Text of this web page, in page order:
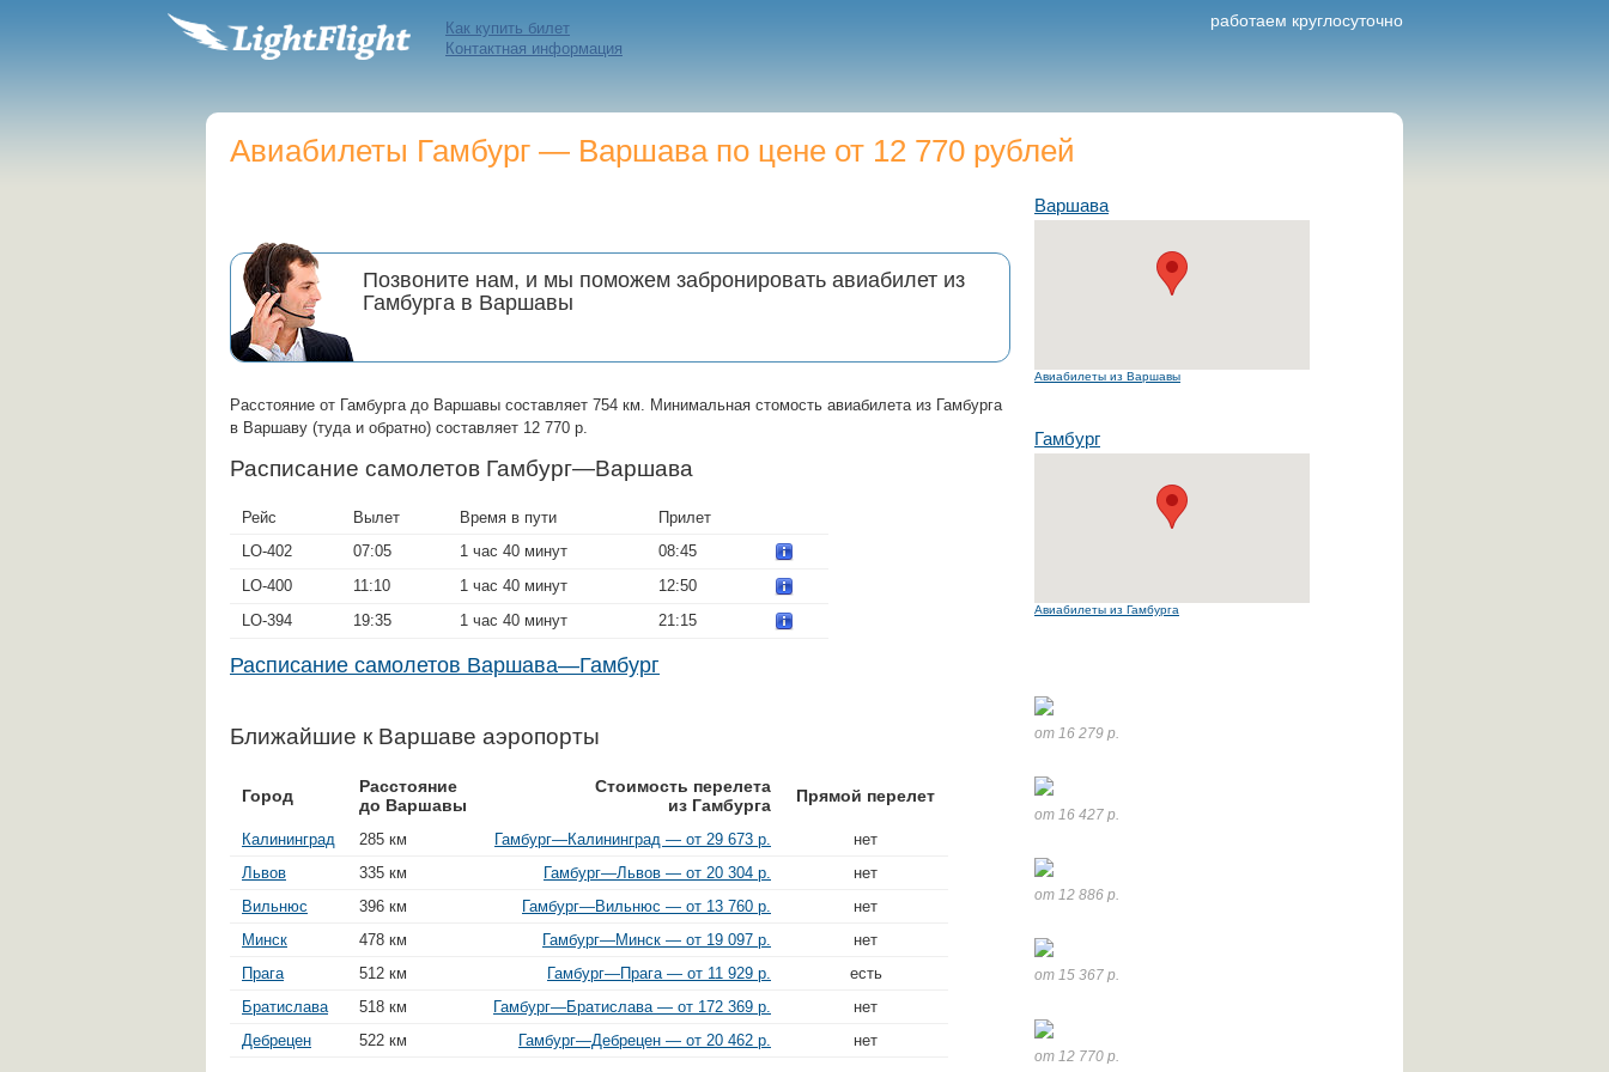
работаем круглосуточно
Как купить билет
Контактная информация
Авиабилеты Гамбург — Варшава по цене от 12 770 рублей
Позвоните нам, и мы поможем забронировать авиабилет из
Гамбурга в Варшавы
Расстояние от Гамбурга до Варшавы составляет 754 км. Минимальная стомость авиабилета из Гамбурга
в Варшаву (туда и обратно) составляет 12 770 р.
Расписание самолетов Гамбург—Варшава
Рейс Вылет Время в пути
Прилет
LO-402
07:05 1 час 40 минут
08:45
LO-400
11:10 1 час 40 минут
12:50
LO-394
19:35 1 час 40 минут 21:15
Расписание самолетов Варшава—Гамбург
Ближайшие к Варшаве аэропорты
Город
Расстояние
до Варшавы
Стоимость перелета
из Гамбурга
Прямой перелет
Калининград 285 км Гамбург—Калининград — от 29 673 р.
нет
Львов
335 км Гамбург—Львов — от 20 304 р.
нет
Вильнюс
396 км Гамбург—Вильнюс — от 13 760 р.
нет
Минск
478 км Гамбург—Минск — от 19 097 р.
нет
Прага
512 км Гамбург—Прага — от 11 929 р.
есть
Братислава
518 км Гамбург—Братислава — от 172 369 р.
нет
Дебрецен
522 км Гамбург—Дебрецен — от 20 462 р. нет
Варшава
Авиабилеты из Варшавы
Гамбург
Авиабилеты из Гамбурга
от 16 279 р.
от 16 427 р.
от 12 886 р.
от 15 367 р.
от 12 770 р.